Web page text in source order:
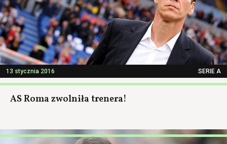
13 stycznia 2016 SERIE A
AS Roma zwolniła trenera!